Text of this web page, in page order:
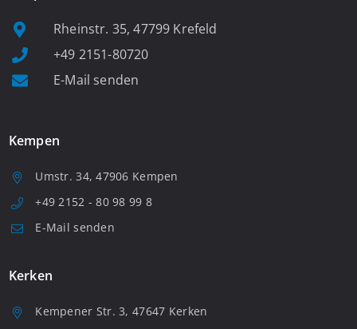
Rheinstr. 35, 47799 Krefeld
+49 2151-80720
E-Mail senden
Kempen
Umstr. 34, 47906 Kempen
+49 2152 - 80 98 99 8
E-Mail senden
Kerken
Kempener Str. 3, 47647 Kerken